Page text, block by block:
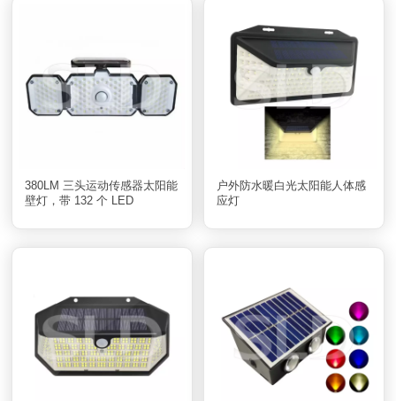
380LM 三头运动传感器太阳能
壁灯，带 132 个 LED
户外防水暖白光太阳能人体感
应灯